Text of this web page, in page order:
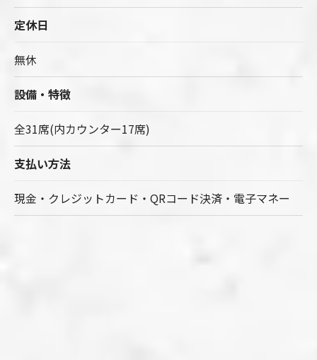
定休日
無休
設備・特徴
全31席(内カウンター17席)
支払い方法
現金・クレジットカード・QRコード決済・電子マネー
ご予約はこちら